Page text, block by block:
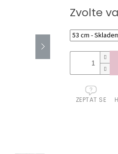
cena:
Zvolte
ZEPTAT SE